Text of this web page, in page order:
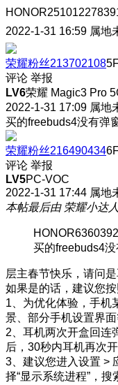
2022-1-31 16:59 属地
荣耀粉丝213702108
评论 举报
LV6荣耀 Magic3 Pro
2022-1-31 17:09 属地
买的freebuds4没有弹
荣耀粉丝216490434
评论 举报
LV5PC-VOC
2022-1-31 17:44 属地
本帖最后由 荣耀小达
买的freebuds4
层主春节快乐，请问
如果是的话，建议您
1、为优化体验，手机
景、部分手机设置界
2、耳机两次开盒回连
后，30秒内耳机再次
3、建议您进入设置 >
择“显示系统进程”，搜